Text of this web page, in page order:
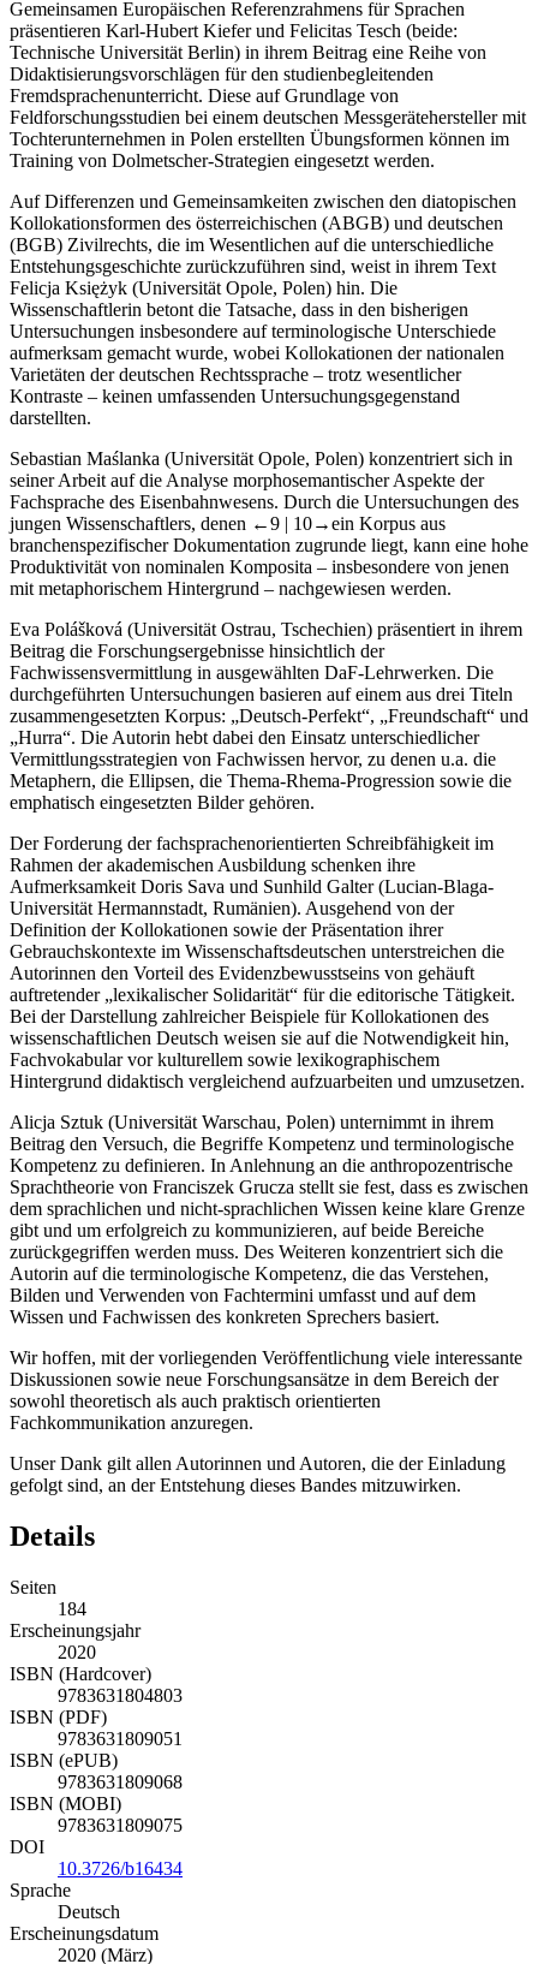
Gemeinsamen Europäischen Referenzrahmens für Sprachen
präsentieren Karl-Hubert Kiefer und Felicitas Tesch (beide:
Technische Universität Berlin) in ihrem Beitrag eine Reihe von
Didaktisierungsvorschlägen für den studienbegleitenden
Fremdsprachenunterricht. Diese auf Grundlage von
Feldforschungsstudien bei einem deutschen Messgerätehersteller mit
Tochterunternehmen in Polen erstellten Übungsformen können im
Training von Dolmetscher-Strategien eingesetzt werden.
Auf Differenzen und Gemeinsamkeiten zwischen den diatopischen
Kollokationsformen des österreichischen (ABGB) und deutschen
(BGB) Zivilrechts, die im Wesentlichen auf die unterschiedliche
Entstehungsgeschichte zurückzuführen sind, weist in ihrem Text
Felicja Księżyk (Universität Opole, Polen) hin. Die
Wissenschaftlerin betont die Tatsache, dass in den bisherigen
Untersuchungen insbesondere auf terminologische Unterschiede
aufmerksam gemacht wurde, wobei Kollokationen der nationalen
Varietäten der deutschen Rechtssprache – trotz wesentlicher
Kontraste – keinen umfassenden Untersuchungsgegenstand
darstellten.
Sebastian Maślanka (Universität Opole, Polen) konzentriert sich in
seiner Arbeit auf die Analyse morphosemantischer Aspekte der
Fachsprache des Eisenbahnwesens. Durch die Untersuchungen des
jungen Wissenschaftlers, denen ←9 | 10→ein Korpus aus
branchenspezifischer Dokumentation zugrunde liegt, kann eine hohe
Produktivität von nominalen Komposita – insbesondere von jenen
mit metaphorischem Hintergrund – nachgewiesen werden.
Eva Polášková (Universität Ostrau, Tschechien) präsentiert in ihrem
Beitrag die Forschungsergebnisse hinsichtlich der
Fachwissensvermittlung in ausgewählten DaF-Lehrwerken. Die
durchgeführten Untersuchungen basieren auf einem aus drei Titeln
zusammengesetzten Korpus: „Deutsch-Perfekt“, „Freundschaft“ und
„Hurra“. Die Autorin hebt dabei den Einsatz unterschiedlicher
Vermittlungsstrategien von Fachwissen hervor, zu denen u.a. die
Metaphern, die Ellipsen, die Thema-Rhema-Progression sowie die
emphatisch eingesetzten Bilder gehören.
Der Forderung der fachsprachenorientierten Schreibfähigkeit im
Rahmen der akademischen Ausbildung schenken ihre
Aufmerksamkeit Doris Sava und Sunhild Galter (Lucian-Blaga-
Universität Hermannstadt, Rumänien). Ausgehend von der
Definition der Kollokationen sowie der Präsentation ihrer
Gebrauchskontexte im Wissenschaftsdeutschen unterstreichen die
Autorinnen den Vorteil des Evidenzbewusstseins von gehäuft
auftretender „lexikalischer Solidarität“ für die editorische Tätigkeit.
Bei der Darstellung zahlreicher Beispiele für Kollokationen des
wissenschaftlichen Deutsch weisen sie auf die Notwendigkeit hin,
Fachvokabular vor kulturellem sowie lexikographischem
Hintergrund didaktisch vergleichend aufzuarbeiten und umzusetzen.
Alicja Sztuk (Universität Warschau, Polen) unternimmt in ihrem
Beitrag den Versuch, die Begriffe Kompetenz und terminologische
Kompetenz zu definieren. In Anlehnung an die anthropozentrische
Sprachtheorie von Franciszek Grucza stellt sie fest, dass es zwischen
dem sprachlichen und nicht-sprachlichen Wissen keine klare Grenze
gibt und um erfolgreich zu kommunizieren, auf beide Bereiche
zurückgegriffen werden muss. Des Weiteren konzentriert sich die
Autorin auf die terminologische Kompetenz, die das Verstehen,
Bilden und Verwenden von Fachtermini umfasst und auf dem
Wissen und Fachwissen des konkreten Sprechers basiert.
Wir hoffen, mit der vorliegenden Veröffentlichung viele interessante
Diskussionen sowie neue Forschungsansätze in dem Bereich der
sowohl theoretisch als auch praktisch orientierten
Fachkommunikation anzuregen.
Unser Dank gilt allen Autorinnen und Autoren, die der Einladung
gefolgt sind, an der Entstehung dieses Bandes mitzuwirken.
Details
Seiten
184
Erscheinungsjahr
2020
ISBN (Hardcover)
9783631804803
ISBN (PDF)
9783631809051
ISBN (ePUB)
9783631809068
ISBN (MOBI)
9783631809075
DOI
10.3726/b16434
Sprache
Deutsch
Erscheinungsdatum
2020 (März)